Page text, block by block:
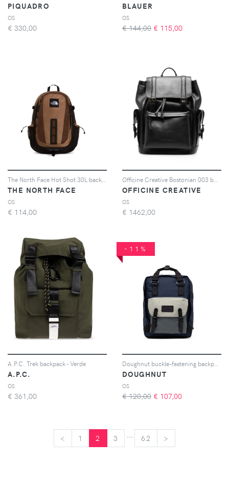
PIQUADRO
OS
€ 330,00
BLAUER
OS
€ 144,00 € 115,00
THE NORTH FACE
OS
€ 114,00
OFFICINE CREATIVE
OS
€ 1462,00
A.P.C. Trek backpack - Verde
A.P.C.
OS
€ 361,00
-11%
DOUGHNUT
OS
€ 120,00 € 107,00
< 1 2 3 62 >